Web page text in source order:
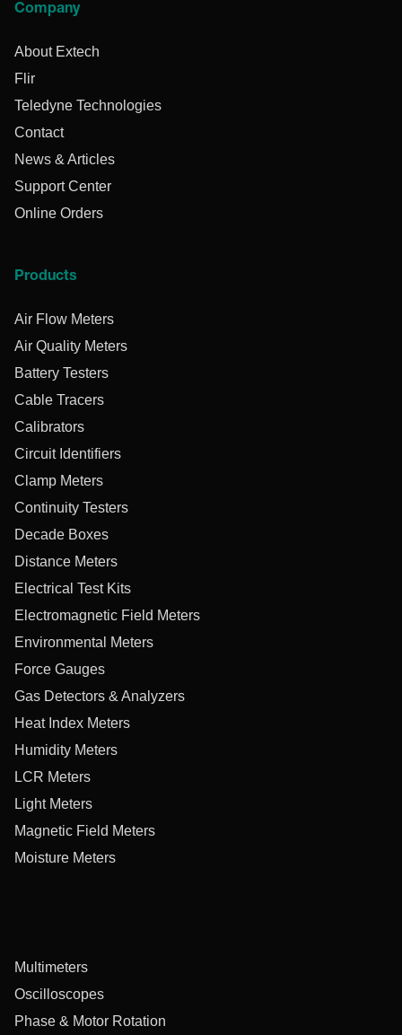
Company
About Extech
Flir
Teledyne Technologies
Contact
News & Articles
Support Center
Online Orders
Products
Air Flow Meters
Air Quality Meters
Battery Testers
Cable Tracers
Calibrators
Circuit Identifiers
Clamp Meters
Continuity Testers
Decade Boxes
Distance Meters
Electrical Test Kits
Electromagnetic Field Meters
Environmental Meters
Force Gauges
Gas Detectors & Analyzers
Heat Index Meters
Humidity Meters
LCR Meters
Light Meters
Magnetic Field Meters
Moisture Meters
Multimeters
Oscilloscopes
Phase & Motor Rotation